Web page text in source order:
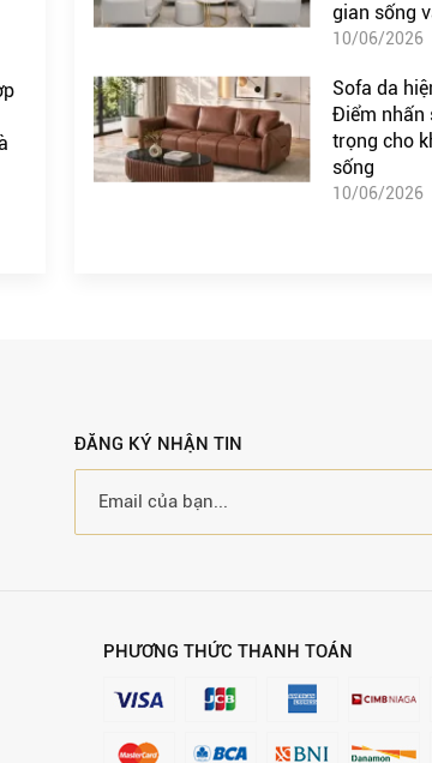
gian sống
10/06/2026
Sofa da
Điểm nhấn
trọng cho
sống
10/06/2026
ĐĂNG KÝ NHẬN TIN
PHƯƠNG THỨC THANH TOÁN